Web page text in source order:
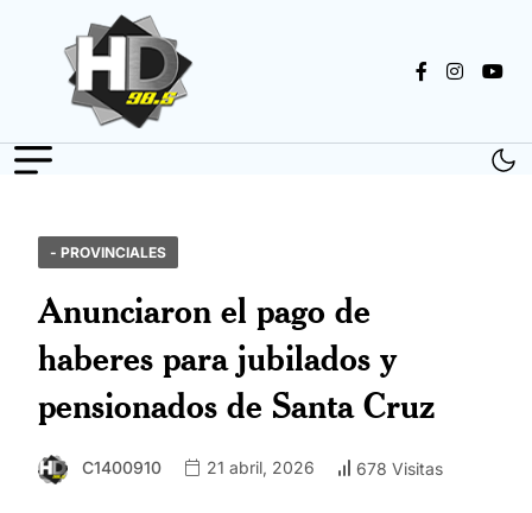
- PROVINCIALES
Anunciaron el pago de
haberes para jubilados y
pensionados de Santa Cruz
C1400910 21 abril, 2026 678 Visitas